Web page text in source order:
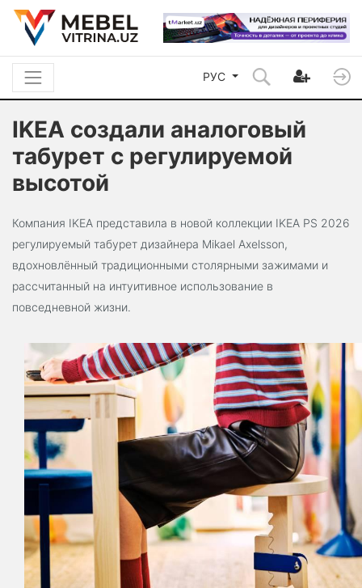
РУС
IKEA создали аналоговый
табурет с регулируемой
высотой
Компания IKEA представила в новой коллекции IKEA PS 2026
регулируемый табурет дизайнера Mikael Axelsson,
вдохновлённый традиционными столярными зажимами и
рассчитанный на интуитивное использование в
повседневной жизни.